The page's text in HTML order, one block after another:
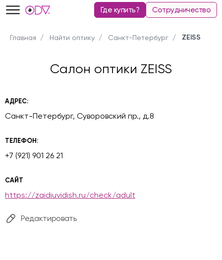
Где купить? Сотрудничество
Главная Найти оптику Санкт-Петербург ZEISS
Салон оптики ZEISS
АДРЕС:
Санкт-Петербург, Суворовский пр., д.8
ТЕЛЕФОН:
+7 (921) 901 26 21
САЙТ
https://zaidiuvidish.ru/check/adult
Редактировать